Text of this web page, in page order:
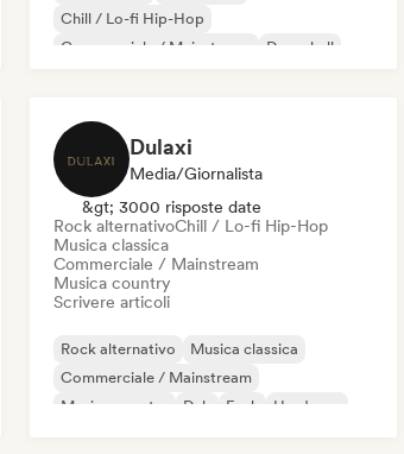
Chill / Lo-fi Hip-Hop
Commerciale / Mainstream
Dancehall
Dulaxi
Media/Giornalista
&gt; 3000 risposte date
Rock alternativoChill / Lo-fi Hip-Hop
Musica classica
Commerciale / Mainstream
Musica country
Scrivere articoli
Rock alternativo
Musica classica
Commerciale / Mainstream
Musica country
Dub Funk
Hardcore